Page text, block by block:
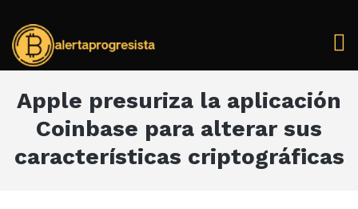
Apple presuriza la aplicación
Coinbase para alterar sus
características criptográficas